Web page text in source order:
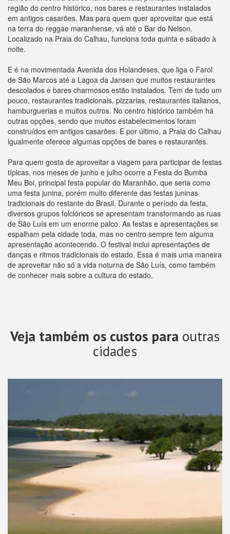
região do centro histórico, nos bares e restaurantes instalados
em antigos casarões. Mas para quem quer aproveitar que está
na terra do reggae maranhense, vá até o Bar do Nelson.
Localizado na Praia do Calhau, funciona toda quinta e sábado à
noite.
E é na movimentada Avenida dos Holandeses, que liga o Farol
de São Marcos até a Lagoa da Jansen que muitos restaurantes
descolados e bares charmosos estão instalados. Tem de tudo um
pouco, restaurantes tradicionais, pizzarias, restaurantes italianos,
hamburguerias e muitos outros. No centro histórico também há
outras opções, sendo que muitos estabelecimentos foram
construídos em antigos casarões. E por último, a Praia do Calhau
igualmente oferece algumas opções de bares e restaurantes.
Para quem gosta de aproveitar a viagem para participar de festas
típicas, nos meses de junho e julho ocorre a Festa do Bumba
Meu Boi, principal festa popular do Maranhão, que seria como
uma festa junina, porém muito diferente das festas juninas
tradicionais do restante do Brasil. Durante o período da festa,
diversos grupos folclóricos se apresentam transformando as ruas
de São Luís em um enorme palco. As festas e apresentações se
espalham pela cidade toda, mas no centro sempre tem alguma
apresentação acontecendo. O festival inclui apresentações de
danças e ritmos tradicionais do estado. Essa é mais uma maneira
de aproveitar não só a vida noturna de São Luís, como também
de conhecer mais sobre a cultura do estado.
Veja também os custos para outras
cidades